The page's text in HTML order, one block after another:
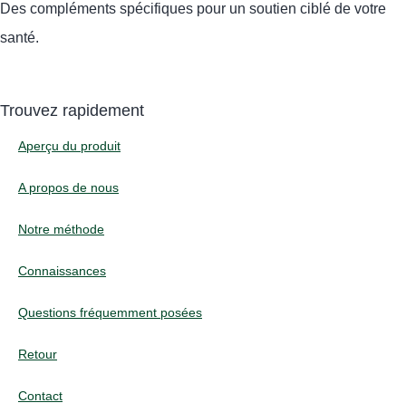
Des compléments spécifiques pour un soutien ciblé de votre
santé.
Trouvez rapidement
Aperçu du produit
A propos de nous
Notre méthode
Connaissances
Questions fréquemment posées
Retour
Contact